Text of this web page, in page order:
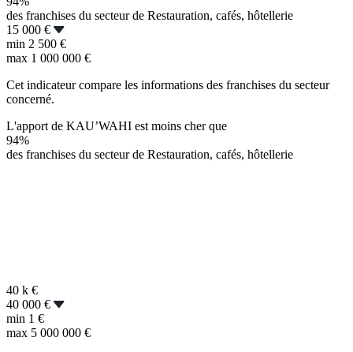
des franchises du secteur de Restauration, cafés, hôtellerie
15 000 €
min 2 500 €
max 1 000 000 €
Cet indicateur compare les informations des franchises du secteur
concerné.
L'apport de KAU’WAHI est moins cher que
94%
des franchises du secteur de Restauration, cafés, hôtellerie
40 k €
40 000 €
min 1 €
max 5 000 000 €